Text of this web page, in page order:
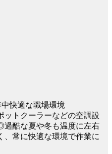
快適な職場環境
ットクーラーなどの空調設
酷な夏や冬も温度に左右
、常に快適な環境で作業に